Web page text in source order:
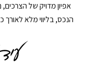
אפיון מדויק של
הנכס, בליווי מלא